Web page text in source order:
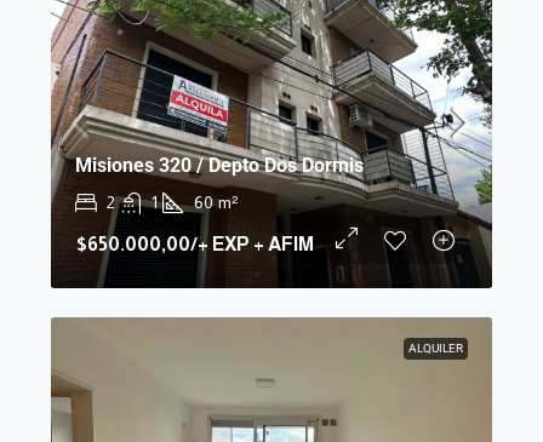
Misiones 320 / Depto Dos Dormis
2 1 60 m²
$650.000,00/+ EXP + AFIM
ALQUILER